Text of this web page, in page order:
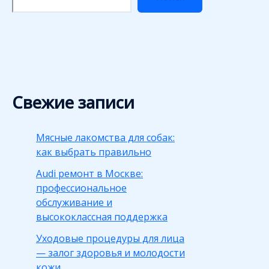
Свежие записи
Мясные лакомства для собак:
как выбрать правильно
Audi ремонт в Москве:
профессиональное
обслуживание и
высококлассная поддержка
Уходовые процедуры для лица
— залог здоровья и молодости